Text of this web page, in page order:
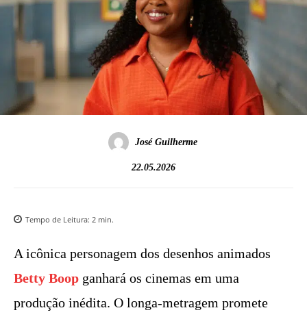
José Guilherme
22.05.2026
Tempo de Leitura: 2 min.
A icônica personagem dos desenhos animados
Betty Boop ganhará os cinemas em uma
produção inédita. O longa-metragem promete